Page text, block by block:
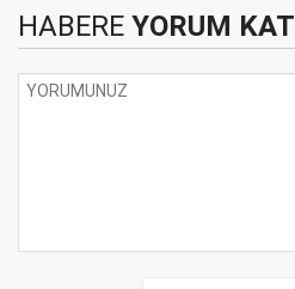
HABERE YORUM KAT